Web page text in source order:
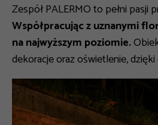
Zespół PALERMO to pełni
Współpracując z uznanymi
na najwyższym poziomie.
dekoracje oraz oświetlenie,